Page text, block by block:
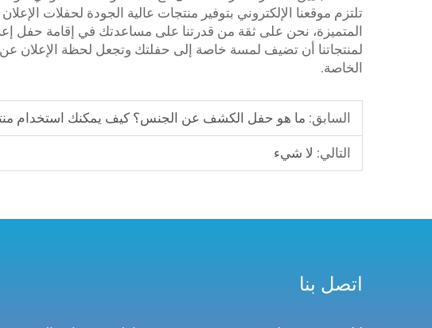
تلتزم موقعنا الإلكتروني بتوفير منتجات عالية الجودة لحفلات
المتميزة، نحن على ثقة من قدرتنا على مساعدتك في إقامة حفل
لمنتجاتنا أن تضيف لمسة خاصة إلى حفلتك وتجعل لحظة الإعلان
الخاصة.
السابق: ما هو حفل الكشف عن الجنس؟ كيف يمكنك استخدام
التالي: لا شيء
اتصل بنا